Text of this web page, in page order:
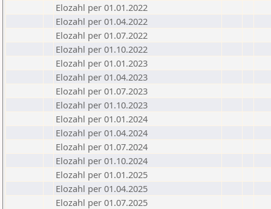
Elozahl per 01.01.2022
Elozahl per 01.04.2022
Elozahl per 01.07.2022
Elozahl per 01.10.2022
Elozahl per 01.01.2023
Elozahl per 01.04.2023
Elozahl per 01.07.2023
Elozahl per 01.10.2023
Elozahl per 01.01.2024
Elozahl per 01.04.2024
Elozahl per 01.07.2024
Elozahl per 01.10.2024
Elozahl per 01.01.2025
Elozahl per 01.04.2025
Elozahl per 01.07.2025